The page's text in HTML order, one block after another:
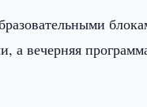
а вечерняя